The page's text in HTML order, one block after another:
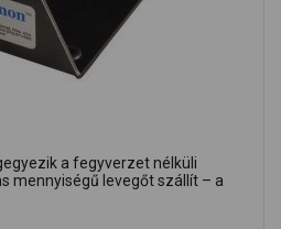
a fegyverzet nélküli
mennyiségű levegőt szállít – a